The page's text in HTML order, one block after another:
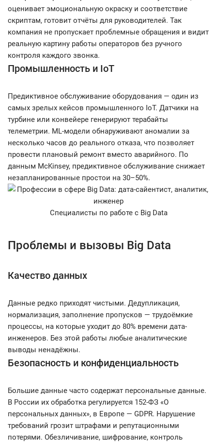
оценивает эмоциональную окраску и соответствие
скриптам, готовит отчёты для руководителей. Так
компания не пропускает проблемные обращения и видит
реальную картину работы операторов без ручного
контроля каждого звонка.
Промышленность и IoT
Предиктивное обслуживание оборудования — один из
самых зрелых кейсов промышленного IoT. Датчики на
турбине или конвейере генерируют терабайты
телеметрии. ML-модели обнаруживают аномалии за
несколько часов до реального отказа, что позволяет
провести плановый ремонт вместо аварийного. По
данным McKinsey, предиктивное обслуживание снижает
незапланированные простои на 30–50%.
Специалисты по работе с Big Data
Проблемы и вызовы Big Data
Качество данных
Данные редко приходят чистыми. Дедупликация,
нормализация, заполнение пропусков — трудоёмкие
процессы, на которые уходит до 80% времени дата-
инженеров. Без этой работы любые аналитические
выводы ненадёжны.
Безопасность и конфиденциальность
Большие данные часто содержат персональные данные.
В России их обработка регулируется 152-ФЗ «О
персональных данных», в Европе — GDPR. Нарушение
требований грозит штрафами и репутационными
потерями. Обезличивание, шифрование, контроль